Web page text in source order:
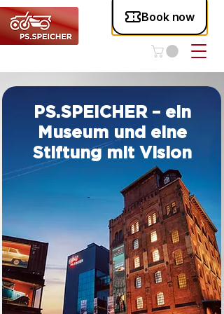
PS.SPEICHER – ein
Museum und eine
Stiftung mit Vision